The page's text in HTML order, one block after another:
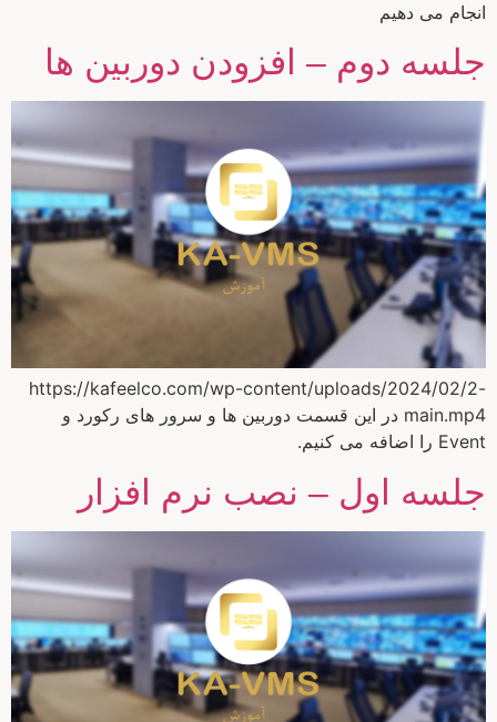
انجام می دهیم
جلسه دوم – افزودن دوربین ها
https://kafeelco.com/wp-content/uploads/2024/02/2-
main.mp4 در این قسمت دوربین ها و سرور های رکورد و
Event را اضافه می کنیم.
جلسه اول – نصب نرم افزار